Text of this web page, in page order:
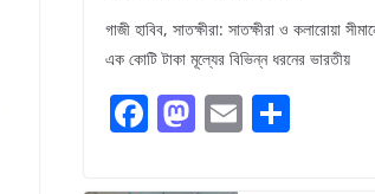
গাজী হাবিব, সাতক্ষীরা: সাতক্ষীরা ও কলারোয়া
এক কোটি টাকা মূল্যের বিভিন্ন ধরনের ভারতীয়
F M E S